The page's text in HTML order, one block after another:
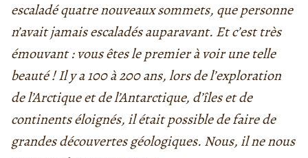
escaladé quatre nouveaux sommets, que personne
n’avait jamais escaladés auparavant. Et c’est très
émouvant : vous êtes le premier à voir une telle
beauté ! Il y a 100 à 200 ans, lors de l’exploration
de l’Arctique et de l’Antarctique, d’îles et de
continents éloignés, il était possible de faire de
grandes découvertes géologiques. Nous, il ne nous